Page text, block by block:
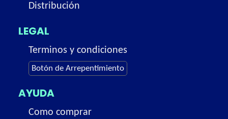
Distribución
LEGAL
Terminos y condiciones
Botón de Arrepentimiento
AYUDA
Como comprar